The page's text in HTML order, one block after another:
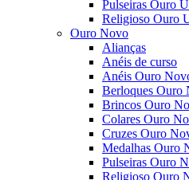
Pulseiras Ouro
Religioso Ouro
Ouro Novo
Alianças
Anéis de curso
Anéis Ouro
Berloques Ouro
Brincos Ouro
Colares Ouro
Cruzes Ouro
Medalhas Ouro
Pulseiras Ouro
Religioso Ouro